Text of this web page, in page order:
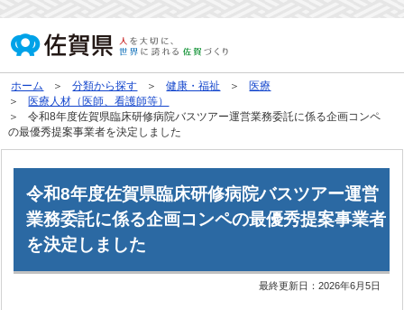
ホーム 分類から探す 健康・福祉
医療
医療人材（医師、看護師等）
令和8年度佐賀県臨床研修病院バスツアー運営業務委託に係る企画コンペ
の最優秀提案事業者を決定しました
令和8年度佐賀県臨床研修病院バスツアー運営
業務委託に係る企画コンペの最優秀提案事業者
を決定しました
最終更新日：2026年6月5日